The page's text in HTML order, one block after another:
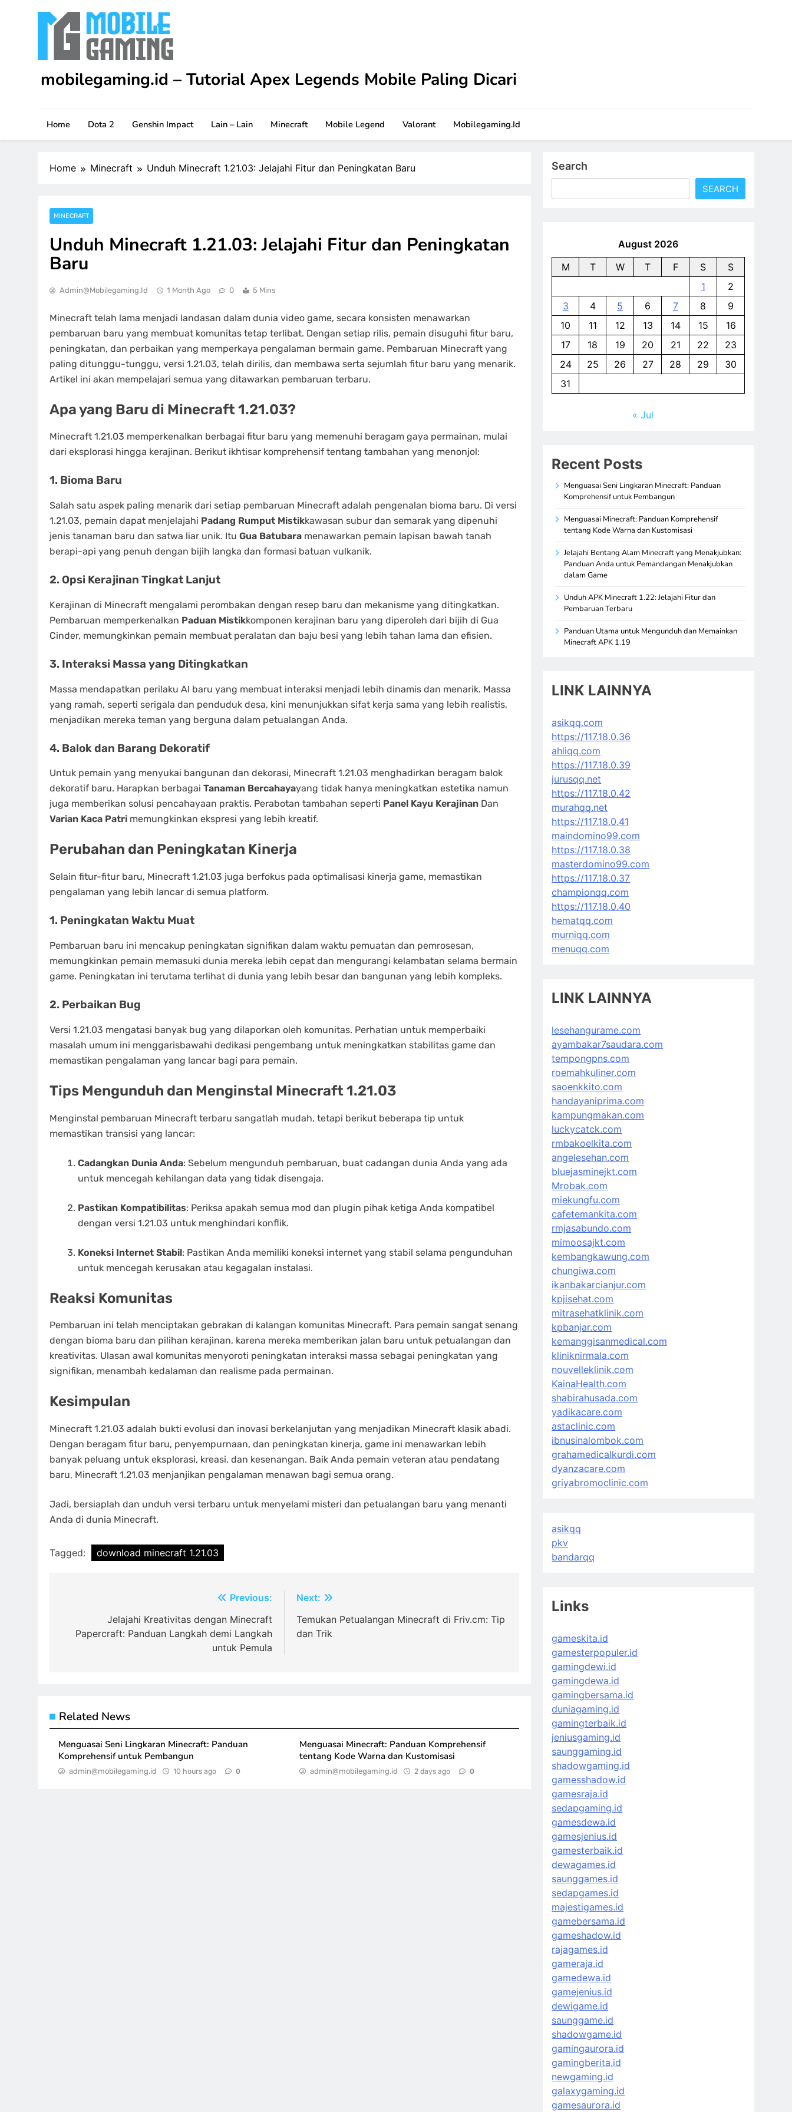
mobilegaming.id – Tutorial Apex Legends Mobile Paling Dicari
game.
Home Dota 2 Genshin Impact Lain – Lain Minecraft Mobile Legend Valorant Mobilegaming.id
Home Minecraft Unduh Minecraft 1.21.03: Jelajahi Fitur dan Peningkatan Baru
MINECRAFT
Unduh Minecraft 1.21.03: Jelajahi Fitur dan Peningkatan
Baru
Admin@mobilegaming.id 1 Month Ago 0 5 Mins
Minecraft telah lama menjadi landasan dalam dunia video game, secara konsisten menawarkan
pembaruan baru yang membuat komunitas tetap terlibat. Dengan setiap rilis, pemain disuguhi fitur baru,
peningkatan, dan perbaikan yang memperkaya pengalaman bermain game. Pembaruan Minecraft yang
paling ditunggu-tunggu, versi 1.21.03, telah dirilis, dan membawa serta sejumlah fitur baru yang menarik.
Artikel ini akan mempelajari semua yang ditawarkan pembaruan terbaru.
Apa yang Baru di Minecraft 1.21.03?
Minecraft 1.21.03 memperkenalkan berbagai fitur baru yang memenuhi beragam gaya permainan, mulai
dari eksplorasi hingga kerajinan. Berikut ikhtisar komprehensif tentang tambahan yang menonjol:
1. Bioma Baru
Salah satu aspek paling menarik dari setiap pembaruan Minecraft adalah pengenalan bioma baru. Di versi
1.21.03, pemain dapat menjelajahi Padang Rumput Mistikkawasan subur dan semarak yang dipenuhi
jenis tanaman baru dan satwa liar unik. Itu Gua Batubara menawarkan pemain lapisan bawah tanah
berapi-api yang penuh dengan bijih langka dan formasi batuan vulkanik.
2. Opsi Kerajinan Tingkat Lanjut
Kerajinan di Minecraft mengalami perombakan dengan resep baru dan mekanisme yang ditingkatkan.
Pembaruan memperkenalkan Paduan Mistikkomponen kerajinan baru yang diperoleh dari bijih di Gua
Cinder, memungkinkan pemain membuat peralatan dan baju besi yang lebih tahan lama dan efisien.
3. Interaksi Massa yang Ditingkatkan
Massa mendapatkan perilaku AI baru yang membuat interaksi menjadi lebih dinamis dan menarik. Massa
yang ramah, seperti serigala dan penduduk desa, kini menunjukkan sifat kerja sama yang lebih realistis,
menjadikan mereka teman yang berguna dalam petualangan Anda.
4. Balok dan Barang Dekoratif
Untuk pemain yang menyukai bangunan dan dekorasi, Minecraft 1.21.03 menghadirkan beragam balok
dekoratif baru. Harapkan berbagai Tanaman Bercahayayang tidak hanya meningkatkan estetika namun
juga memberikan solusi pencahayaan praktis. Perabotan tambahan seperti Panel Kayu Kerajinan Dan
Varian Kaca Patri memungkinkan ekspresi yang lebih kreatif.
Perubahan dan Peningkatan Kinerja
Selain fitur-fitur baru, Minecraft 1.21.03 juga berfokus pada optimalisasi kinerja game, memastikan
pengalaman yang lebih lancar di semua platform.
1. Peningkatan Waktu Muat
Pembaruan baru ini mencakup peningkatan signifikan dalam waktu pemuatan dan pemrosesan,
memungkinkan pemain memasuki dunia mereka lebih cepat dan mengurangi kelambatan selama bermain
game. Peningkatan ini terutama terlihat di dunia yang lebih besar dan bangunan yang lebih kompleks.
2. Perbaikan Bug
Versi 1.21.03 mengatasi banyak bug yang dilaporkan oleh komunitas. Perhatian untuk memperbaiki
masalah umum ini menggarisbawahi dedikasi pengembang untuk meningkatkan stabilitas game dan
memastikan pengalaman yang lancar bagi para pemain.
Tips Mengunduh dan Menginstal Minecraft 1.21.03
Menginstal pembaruan Minecraft terbaru sangatlah mudah, tetapi berikut beberapa tip untuk
memastikan transisi yang lancar:
Cadangkan Dunia Anda: Sebelum mengunduh pembaruan, buat cadangan dunia Anda yang ada
untuk mencegah kehilangan data yang tidak disengaja.
Pastikan Kompatibilitas: Periksa apakah semua mod dan plugin pihak ketiga Anda kompatibel
dengan versi 1.21.03 untuk menghindari konflik.
Koneksi Internet Stabil: Pastikan Anda memiliki koneksi internet yang stabil selama pengunduhan
untuk mencegah kerusakan atau kegagalan instalasi.
Reaksi Komunitas
Pembaruan ini telah menciptakan gebrakan di kalangan komunitas Minecraft. Para pemain sangat senang
dengan bioma baru dan pilihan kerajinan, karena mereka memberikan jalan baru untuk petualangan dan
kreativitas. Ulasan awal komunitas menyoroti peningkatan interaksi massa sebagai peningkatan yang
signifikan, menambah kedalaman dan realisme pada permainan.
Kesimpulan
Minecraft 1.21.03 adalah bukti evolusi dan inovasi berkelanjutan yang menjadikan Minecraft klasik abadi.
Dengan beragam fitur baru, penyempurnaan, dan peningkatan kinerja, game ini menawarkan lebih
banyak peluang untuk eksplorasi, kreasi, dan kesenangan. Baik Anda pemain veteran atau pendatang
baru, Minecraft 1.21.03 menjanjikan pengalaman menawan bagi semua orang.
Jadi, bersiaplah dan unduh versi terbaru untuk menyelami misteri dan petualangan baru yang menanti
Anda di dunia Minecraft.
Tagged: download minecraft 1.21.03
navigation
Previous:
Jelajahi Kreativitas dengan Minecraft
Papercraft: Panduan Langkah demi Langkah
untuk Pemula
Next:
Temukan Petualangan Minecraft di Friv.cm: Tip
dan Trik
Related News
Menguasai Seni Lingkaran Minecraft: Panduan
Komprehensif untuk Pembangun
admin@mobilegaming.id 10 hours ago 0
Menguasai Minecraft: Panduan Komprehensif
tentang Kode Warna dan Kustomisasi
admin@mobilegaming.id 2 days ago 0
Search
SEARCH
August 2026
M
T W T F S
S
1
2
3
4 5 6 7 8
9
10
11 12 13 14 15
16
17
18 19 20 21 22
23
24
25 26 27 28 29
30
31
« Jul
Recent Posts
Menguasai Seni Lingkaran Minecraft: Panduan
Komprehensif untuk Pembangun
Menguasai Minecraft: Panduan Komprehensif
tentang Kode Warna dan Kustomisasi
Jelajahi Bentang Alam Minecraft yang Menakjubkan:
Panduan Anda untuk Pemandangan Menakjubkan
dalam Game
Unduh APK Minecraft 1.22: Jelajahi Fitur dan
Pembaruan Terbaru
Panduan Utama untuk Mengunduh dan Memainkan
Minecraft APK 1.19
LINK LAINNYA
asikqq.com
https://117.18.0.36
ahliqq.com
https://117.18.0.39
jurusqq.net
https://117.18.0.42
murahqq.net
https://117.18.0.41
maindomino99.com
https://117.18.0.38
masterdomino99.com
https://117.18.0.37
championqq.com
https://117.18.0.40
hematqq.com
murniqq.com
menuqq.com
LINK LAINNYA
lesehangurame.com
ayambakar7saudara.com
tempongpns.com
roemahkuliner.com
saoenkkito.com
handayaniprima.com
kampungmakan.com
luckycatck.com
rmbakoelkita.com
angelesehan.com
bluejasminejkt.com
Mrobak.com
miekungfu.com
cafetemankita.com
rmjasabundo.com
mimoosajkt.com
kembangkawung.com
chungiwa.com
ikanbakarcianjur.com
kpjisehat.com
mitrasehatklinik.com
kpbanjar.com
kemanggisanmedical.com
kliniknirmala.com
nouvelleklinik.com
KainaHealth.com
shabirahusada.com
yadikacare.com
astaclinic.com
ibnusinalombok.com
grahamedicalkurdi.com
dyanzacare.com
griyabromoclinic.com
asikqq
pkv
bandarqq
Links
gameskita.id
gamesterpopuler.id
gamingdewi.id
gamingdewa.id
gamingbersama.id
duniagaming.id
gamingterbaik.id
jeniusgaming.id
saunggaming.id
shadowgaming.id
gamesshadow.id
gamesraja.id
sedapgaming.id
gamesdewa.id
gamesjenius.id
gamesterbaik.id
dewagames.id
saunggames.id
sedapgames.id
majestigames.id
gamebersama.id
gameshadow.id
rajagames.id
gameraja.id
gamedewa.id
gamejenius.id
dewigame.id
saunggame.id
shadowgame.id
gamingaurora.id
gamingberita.id
newgaming.id
galaxygaming.id
gamesaurora.id